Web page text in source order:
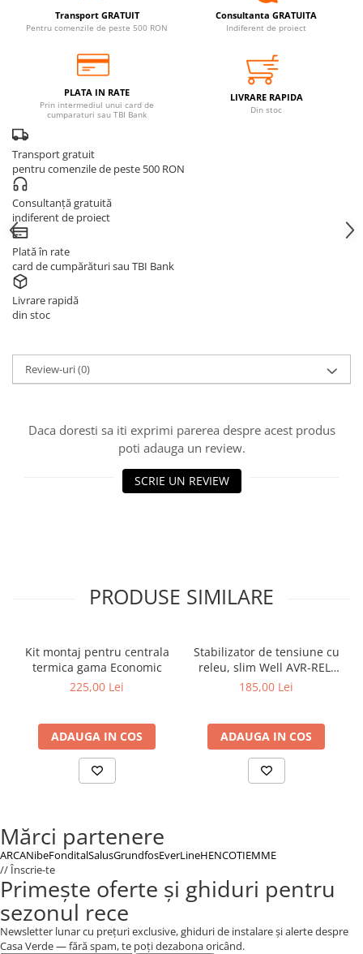
Transport GRATUIT
Pentru comenzile de peste 500 RON
Consultanta GRATUITA
Indiferent de proiect
PLATA IN RATE
Prin intermediul unui card de
cumparaturi sau TBI Bank
LIVRARE RAPIDA
Din stoc
Transport gratuit
pentru comenzile de peste 500 RON
Consultanță gratuită
indiferent de proiect
Plată în rate
card de cumpărături sau TBI Bank
Livrare rapidă
din stoc
Review-uri(0)
Daca doresti sa iti exprimi parerea despre acest produs
poti adauga un review.
SCRIE UN REVIEW
PRODUSE SIMILARE
Kit montaj pentru centrala
termica gama Economic
225,00 Lei
ADAUGA IN COS
Stabilizator de tensiune cu
releu, slim Well AVR-REL-
SLIMPOWER500-WL, 500VA /
185,00 Lei
ADAUGA IN COS
Mărci partenere
ARCANibeFonditalSalusGrundfosEverLineHENCOTIEMME
// Înscrie-te
Primește oferte și ghiduri pentru
sezonul rece
Newsletter lunar cu prețuri exclusive, ghiduri de instalare și alerte despre
Casa Verde — fără spam, te poți dezabona oricând.